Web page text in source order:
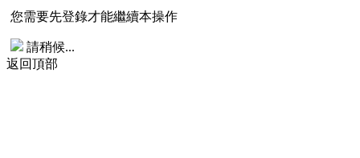
您需要先登錄才能繼續本操作
請稍候...
返回頂部